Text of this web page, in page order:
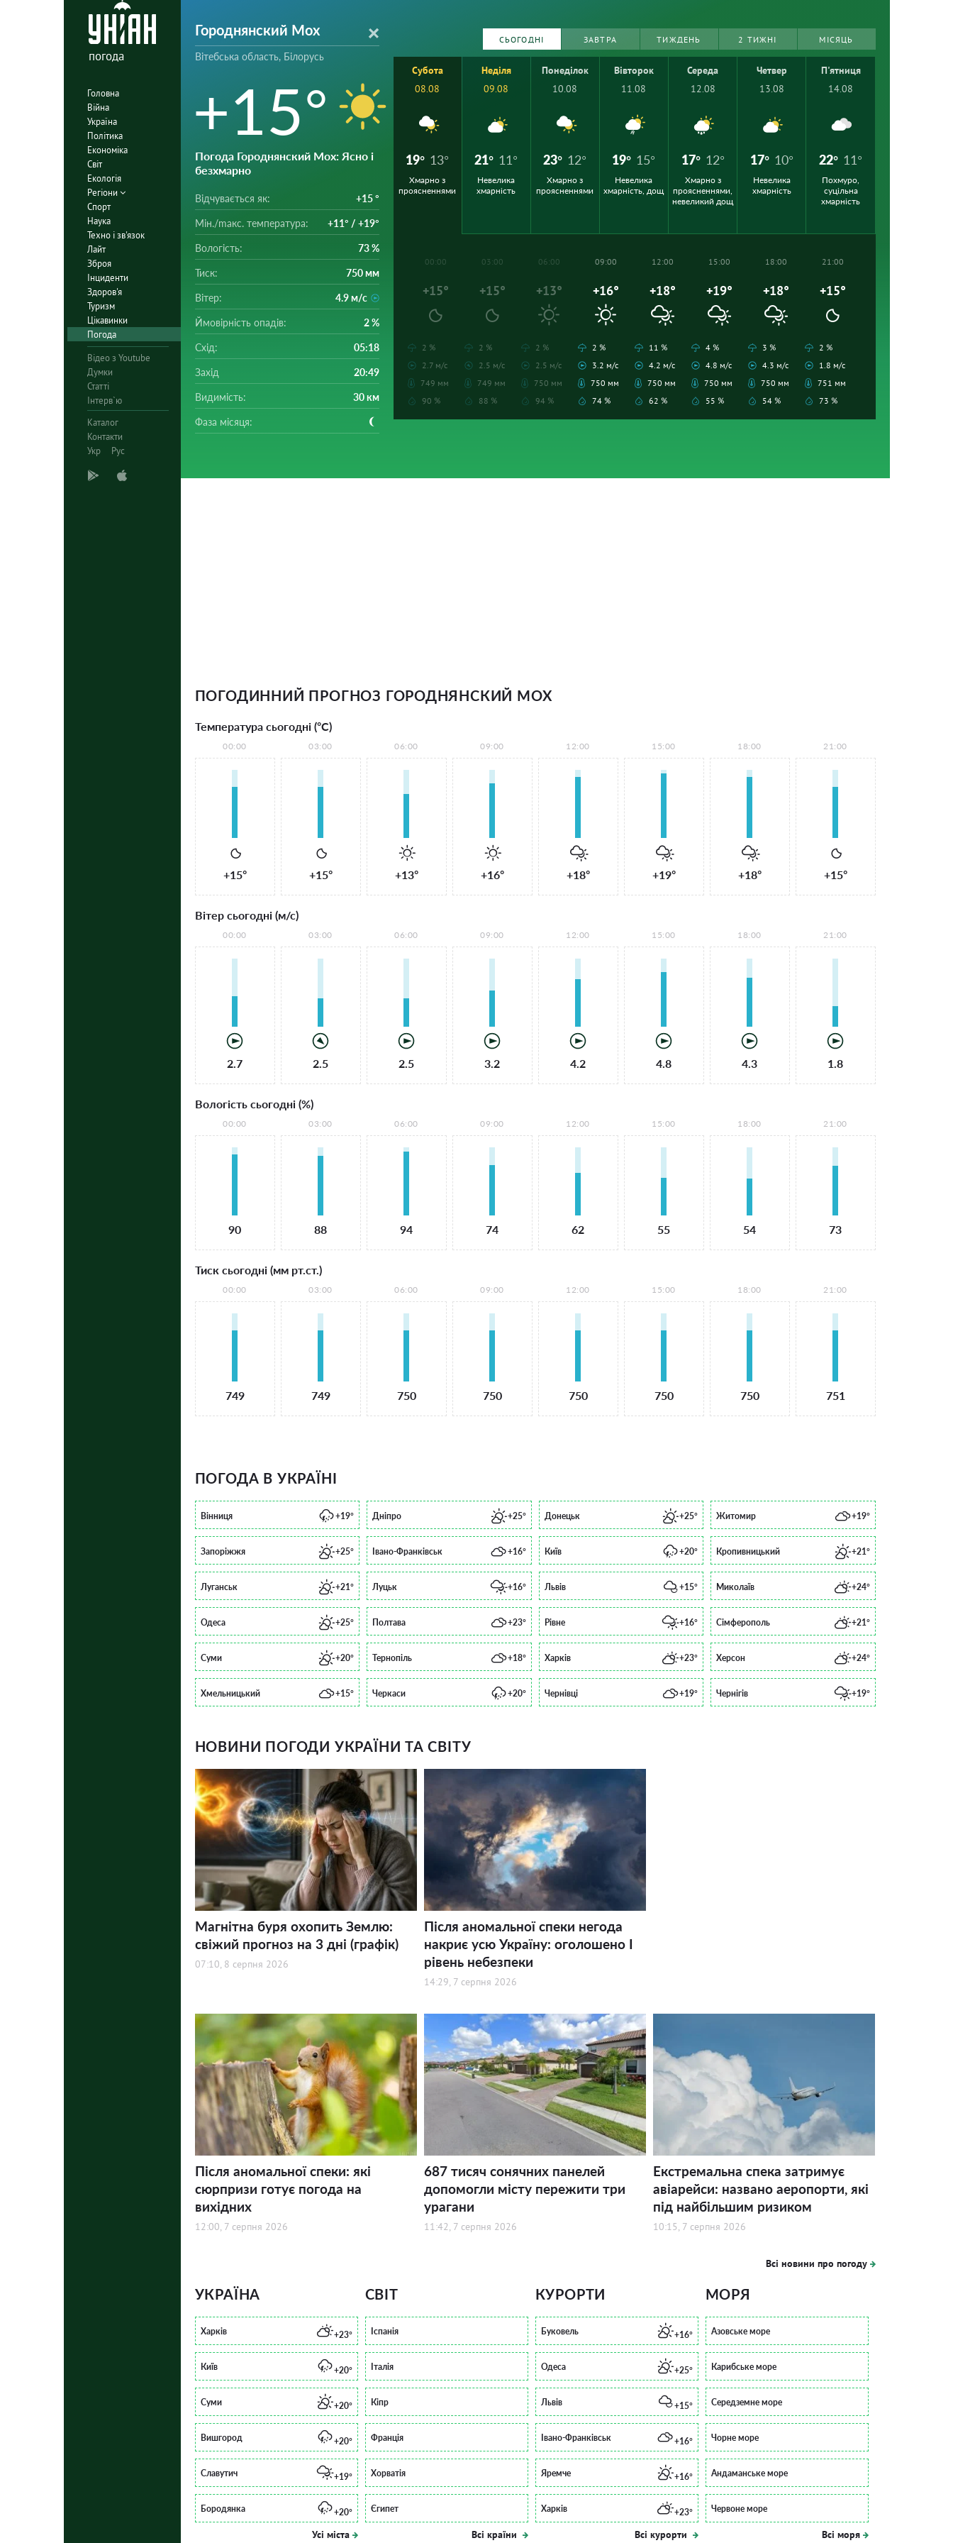
погода
Головна
Війна
Україна
Політика
Економіка
Світ
Екологія
Регіони
Спорт
Наука
Техно і зв'язок
Лайт
Зброя
Інциденти
Здоров'я
Туризм
Цікавинки
Погода
Відео з Youtube
Думки
Статті
Інтерв`ю
Каталог
Контакти
Укр
Рус
Городнянский Мох
Вітебська область, Білорусь
+15°
Погода Городнянский Мох: Ясно і
безхмарно
Відчувається як: +15 °
Мін./mакс. температура: +11° / +19°
Вологість: 73 %
Тиск: 750 мм
Вітер: 4.9 м/с
Ймовірність опадів: 2 %
Схід: 05:18
Захід 20:49
Видимість: 30 км
Фаза місяця:
СЬОГОДНІ ЗАВТРА ТИЖДЕНЬ 2 ТИЖНІ МІСЯЦЬ
Субота
08.08
19° 13°
Хмарно з
проясненнями
Неділя
09.08
21° 11°
Невелика
хмарність
Понеділок
10.08
23° 12°
Хмарно з
проясненнями
Вівторок
11.08
19° 15°
Невелика
хмарність, дощ
Середа
12.08
17° 12°
Хмарно з
проясненнями,
невеликий дощ
Четвер
13.08
17° 10°
Невелика
хмарність
П'ятниця
14.08
22° 11°
Похмуро,
суцільна
хмарність
00:00
+15°
2 %
2.7 м/с
749 мм
90 %
03:00
+15°
2 %
2.5 м/с
749 мм
88 %
06:00
+13°
2 %
2.5 м/с
750 мм
94 %
09:00
+16°
2 %
3.2 м/с
750 мм
74 %
12:00
+18°
11 %
4.2 м/с
750 мм
62 %
15:00
+19°
4 %
4.8 м/с
750 мм
55 %
18:00
+18°
3 %
4.3 м/с
750 мм
54 %
21:00
+15°
2 %
1.8 м/с
751 мм
73 %
ПОГОДИННИЙ ПРОГНОЗ ГОРОДНЯНСКИЙ МОХ
Температура сьогодні (°С)
00:00
+15°
03:00
+15°
06:00
+13°
09:00
+16°
12:00
+18°
15:00
+19°
18:00
+18°
21:00
+15°
Вітер сьогодні (м/с)
00:00
2.7
03:00
2.5
06:00
2.5
09:00
3.2
12:00
4.2
15:00
4.8
18:00
4.3
21:00
1.8
Вологість сьогодні (%)
00:00
90
03:00
88
06:00
94
09:00
74
12:00
62
15:00
55
18:00
54
21:00
73
Тиск сьогодні (мм рт.ст.)
00:00
749
03:00
749
06:00
750
09:00
750
12:00
750
15:00
750
18:00
750
21:00
751
ПОГОДА В УКРАЇНІ
Вінниця +19° Дніпро +25° Донецьк +25° Житомир +19°
Запоріжжя +25° Івано-Франківськ +16° Київ +20° Кропивницький +21°
Луганськ +21° Луцьк +16° Львів +15° Миколаїв +24°
Одеса +25° Полтава +23° Рівне +16° Сімферополь +21°
Суми +20° Тернопіль +18° Харків +23° Херсон +24°
Хмельницький +15° Черкаси +20° Чернівці +19° Чернігів +19°
НОВИНИ ПОГОДИ УКРАЇНИ ТА СВІТУ
Магнітна буря охопить Землю:
свіжий прогноз на 3 дні (графік)
07:10, 8 серпня 2026
Після аномальної спеки негода
накриє усю Україну: оголошено І
рівень небезпеки
14:29, 7 серпня 2026
Після аномальної спеки: які
сюрпризи готує погода на
вихідних
12:00, 7 серпня 2026
687 тисяч сонячних панелей
допомогли місту пережити три
урагани
11:42, 7 серпня 2026
Екстремальна спека затримує
авіарейси: названо аеропорти, які
під найбільшим ризиком
10:15, 7 серпня 2026
Всі новини про погоду
УКРАЇНА
Харків +23°
Київ +20°
Суми +20°
Вишгород +20°
Славутич +19°
Бородянка +20°
Усі міста
СВІТ
Іспанія
Італія
Кіпр
Франція
Хорватія
Єгипет
Всі країни
КУРОРТИ
Буковель +16°
Одеса +25°
Львів +15°
Івано-Франківськ +16°
Яремче +16°
Харків +23°
Всі курорти
МОРЯ
Азовське море
Карибське море
Середземне море
Чорне море
Андаманське море
Червоне море
Всі моря